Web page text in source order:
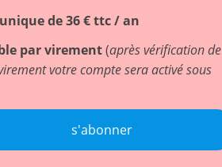
de 36 € ttc / an
par virement(après vérification de
votre compte sera activé sous
s'abonner